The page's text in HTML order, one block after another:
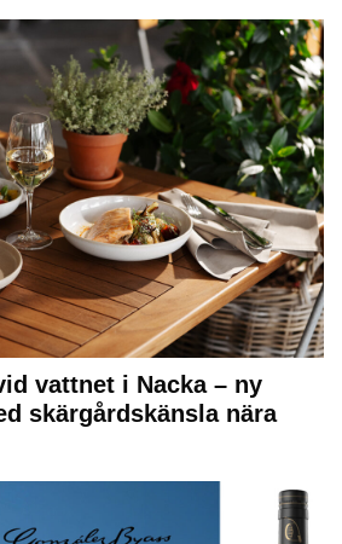
vattnet i Nacka – ny
skärgårdskänsla nära